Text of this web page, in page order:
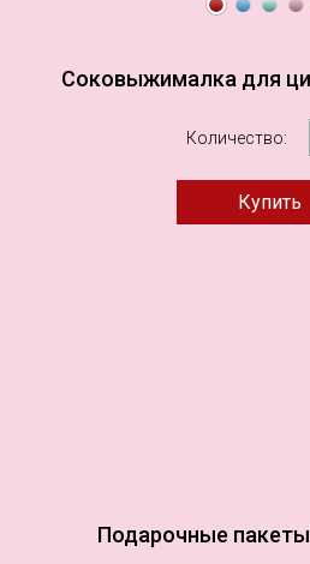
Соковыжималка для
Количество:
Подарочные